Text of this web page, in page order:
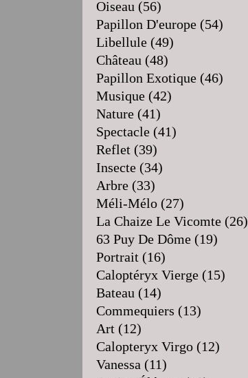
Oiseau (56)
Papillon D'europe (54)
Libellule (49)
Château (48)
Papillon Exotique (46)
Musique (42)
Nature (41)
Spectacle (41)
Reflet (39)
Insecte (34)
Arbre (33)
Méli-Mélo (27)
La Chaize Le Vicomte (26)
63 Puy De Dôme (19)
Portrait (16)
Caloptéryx Vierge (15)
Bateau (14)
Commequiers (13)
Art (12)
Calopteryx Virgo (12)
Vanessa (11)